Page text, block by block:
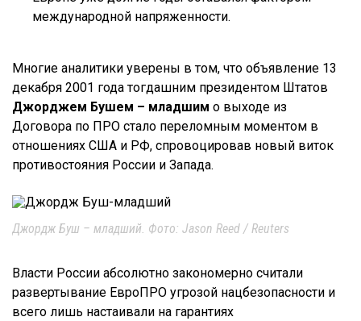
международной напряженности.
Многие аналитики уверены в том, что объявление 13
декабря 2001 года тогдашним президентом Штатов
Джорджем Бушем – младшим о выходе из
Договора по ПРО стало переломным моментом в
отношениях США и РФ, спровоцировав новый виток
противостояния России и Запада.
Джордж Буш – младший. Фото: Jason Reed / Reuters
Власти России абсолютно закономерно считали
развертывание ЕвроПРО угрозой нацбезопасности и
всего лишь настаивали на гарантиях